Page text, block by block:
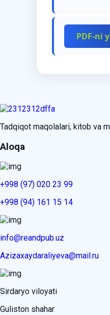
PDF-ni
Tadqiqot maqolalari, kitob va
Aloqa
+998 (97) 020 23 99
+998 (94) 161 15 14
info@reandpub.uz
Azizaxaydaraliyeva@mail.ru
Sirdaryo viloyati
Guliston shahar